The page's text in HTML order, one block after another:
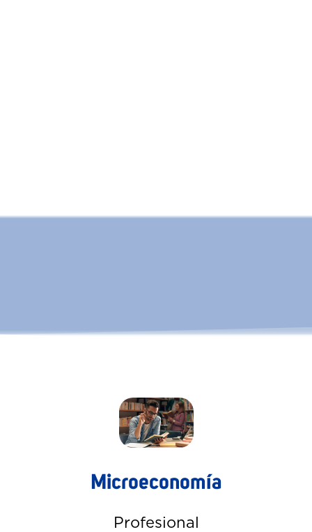
Microeconomía
Profesional